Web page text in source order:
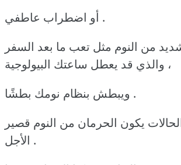
أو اضطراب عاطفي .
من النوم مثل تعب ما بعد السفر
والذي قد يعطل ساعتك البيولوجية ،
ويبطش بنظام نومك بطشًا .
يكون الحرمان من النوم قصير
الأجل .